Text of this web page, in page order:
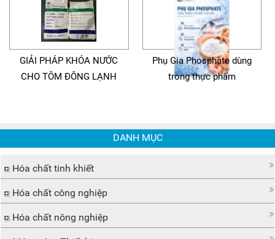
GIẢI PHÁP KHÓA NƯỚC
CHO TÔM ĐÔNG LẠNH
Phụ Gia Phosphate dùng
trong thực phẩm
DANH MỤC
Hóa chất tinh khiết
Hóa chất công nghiệp
Hóa chất nông nghiệp